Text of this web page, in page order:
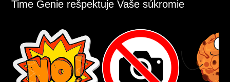
Time Genie rešpektuje Vaše súkromie